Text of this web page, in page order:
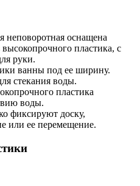
неповоротная оснащена
пластика, с
руки.
ванны под ее ширину.
стекания воды.
пластика
воды.
фиксируют доску,
или ее перемещение.